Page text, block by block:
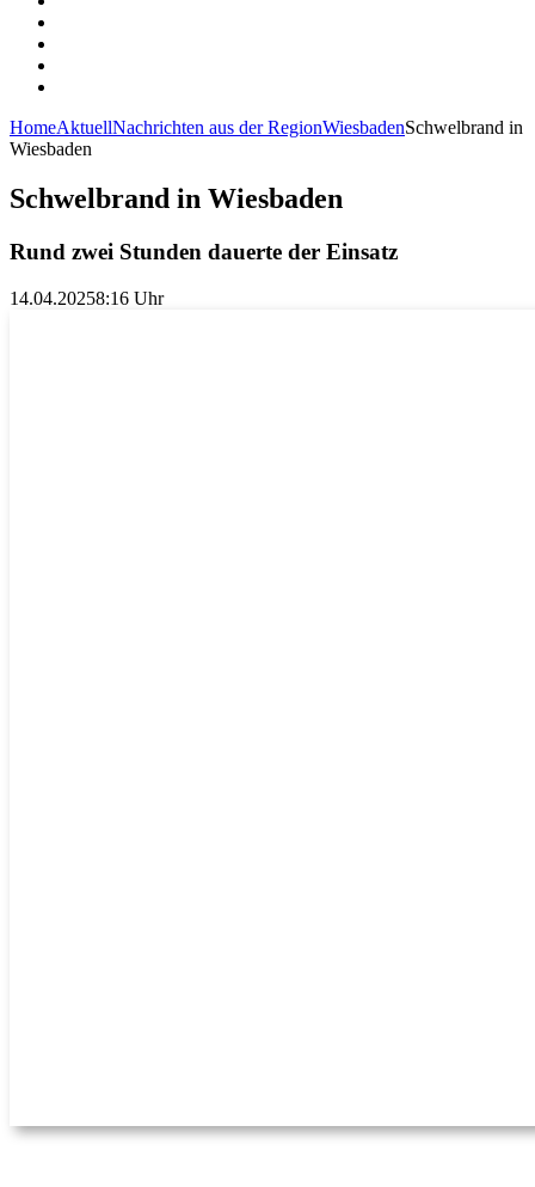
HomeAktuellNachrichten aus der RegionWiesbadenSchwelbrand in
Wiesbaden
Schwelbrand in Wiesbaden
Rund zwei Stunden dauerte der Einsatz
14.04.20258:16 Uhr